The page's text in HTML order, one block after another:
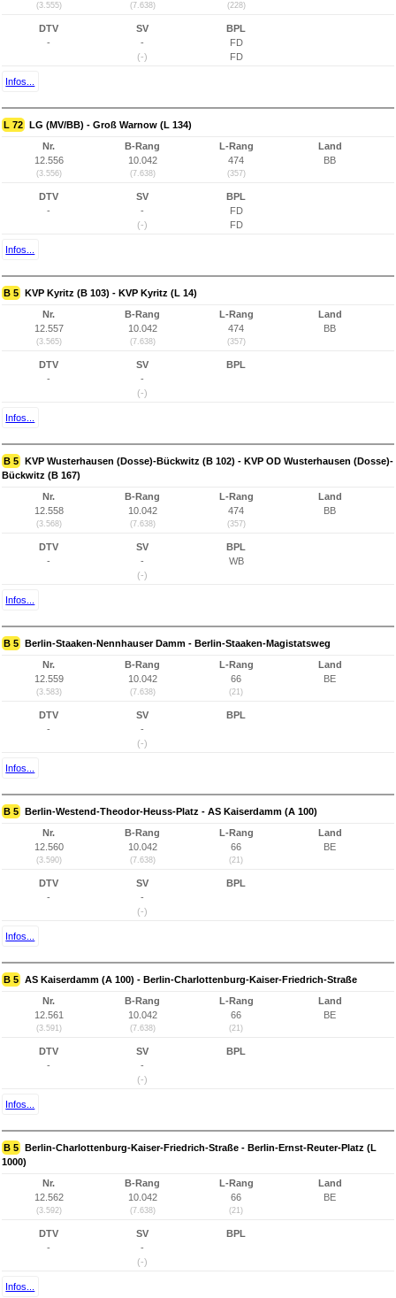
(3.555) (7.638) (228)
DTV
-
SV
-
(-)
BPL
FD
FD
Infos...
L 72 LG (MV/BB) - Groß Warnow (L 134)
Nr.
12.556
(3.556)
B-Rang
10.042
(7.638)
L-Rang
474
(357)
Land
BB
DTV
-
SV
-
(-)
BPL
FD
FD
Infos...
B 5 KVP Kyritz (B 103) - KVP Kyritz (L 14)
Nr.
12.557
(3.565)
B-Rang
10.042
(7.638)
L-Rang
474
(357)
Land
BB
DTV
-
SV
-
(-)
BPL
Infos...
B 5 KVP Wusterhausen (Dosse)-Bückwitz (B 102) - KVP OD Wusterhausen (Dosse)-
Bückwitz (B 167)
Nr.
12.558
(3.568)
B-Rang
10.042
(7.638)
L-Rang
474
(357)
Land
BB
DTV
-
SV
-
(-)
BPL
WB
Infos...
B 5 Berlin-Staaken-Nennhauser Damm - Berlin-Staaken-Magistatsweg
Nr.
12.559
(3.583)
B-Rang
10.042
(7.638)
L-Rang
66
(21)
Land
BE
DTV
-
SV
-
(-)
BPL
Infos...
B 5 Berlin-Westend-Theodor-Heuss-Platz - AS Kaiserdamm (A 100)
Nr.
12.560
(3.590)
B-Rang
10.042
(7.638)
L-Rang
66
(21)
Land
BE
DTV
-
SV
-
(-)
BPL
Infos...
B 5 AS Kaiserdamm (A 100) - Berlin-Charlottenburg-Kaiser-Friedrich-Straße
Nr.
12.561
(3.591)
B-Rang
10.042
(7.638)
L-Rang
66
(21)
Land
BE
DTV
-
SV
-
(-)
BPL
Infos...
B 5 Berlin-Charlottenburg-Kaiser-Friedrich-Straße - Berlin-Ernst-Reuter-Platz (L
1000)
Nr.
12.562
(3.592)
B-Rang
10.042
(7.638)
L-Rang
66
(21)
Land
BE
DTV
-
SV
-
(-)
BPL
Infos...